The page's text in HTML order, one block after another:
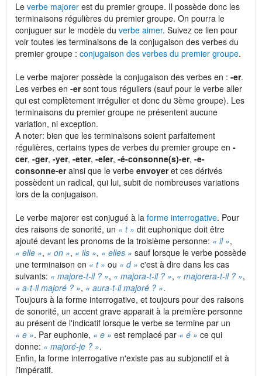
Le verbe majorer est du premier groupe. Il possède donc les
terminaisons régulières du premier groupe. On pourra le
conjuguer sur le modèle du verbe aimer. Suivez ce lien pour
voir toutes les terminaisons de la conjugaison des verbes du
premier groupe : conjugaison des verbes du premier groupe.
Le verbe majorer possède la conjugaison des verbes en : -er.
Les verbes en -ersont tous réguliers (sauf pour le verbe aller
qui est complètement irrégulier et donc du 3ème groupe). Les
terminaisons du premier groupe ne présentent aucune
variation, ni exception.
A noter: bien que les terminaisons soient parfaitement
régulières, certains types de verbes du premier groupe en -
cer, -ger, -yer, -eter, -eler, -é-consonne(s)-er, -e-
consonne-erainsi que le verbe envoyeret ces dérivés
possèdent un radical, qui lui, subit de nombreuses variations
lors de la conjugaison.
Le verbe majorer est conjugué à la forme interrogative. Pour
des raisons de sonorité, un « t » dit euphonique doit être
ajouté devant les pronoms de la troisième personne: « il »,
« elle », « on », « ils », « elles » sauf lorsque le verbe possède
une terminaison en « t » ou « d » c'est à dire dans les cas
suivants: « majore-t-il ? », « majora-t-il ? », « majorera-t-il ? »,
« a-t-il majoré ? », « aura-t-il majoré ? ».
Toujours à la forme interrogative, et toujours pour des raisons
de sonorité, un accent grave apparait à la première personne
au présent de l'indicatif lorsque le verbe se termine par un
« e ». Par euphonie, « e » est remplacé par « é » ce qui
donne: « majoré-je ? ».
Enfin, la forme interrogative n'existe pas au subjonctif et à
l'impératif.